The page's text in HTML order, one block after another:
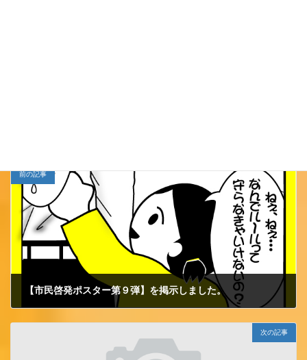
前の記事
【市民啓発ポスター第９弾】を掲示しました。
次の記事